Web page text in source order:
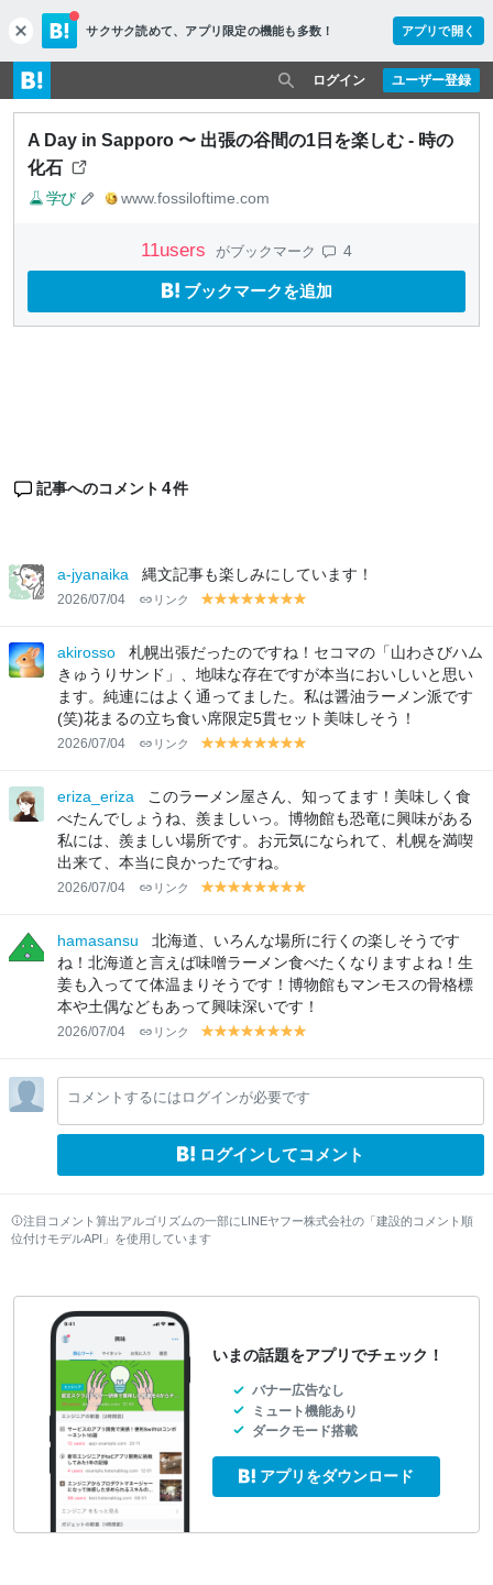
c
l
o
s
e
サクサク読めて、 アプリ限定の機能も多数！ アプリで開く
ユーザー登録
ログイン
A Day in Sapporo 〜 出張の谷間の1日を楽しむ - 時の
化石
学び www.fossiloftime.com
11users がブックマーク 4
ブックマークを追加
記事へのコメント 4件
a-jyanaika 縄文記事も楽しみにしています！
2026/07/04 リンク
y
lo
w
y
lo
w
y
lo
w
y
lo
w
y
lo
w
y
lo
w
y
lo
w
lo
w
akirosso
札幌出張だったのですね！セコマの「山わさびハム
きゅうりサンド」、地味な存在ですが本当においしいと思い
ます。純連にはよく通ってました。私は醤油ラーメン派です
(笑)花まるの立ち食い席限定5貫セット美味しそう！
2026/07/04 リンク
y
w
y
lo
w
y
lo
w
y
lo
w
y
lo
w
y
lo
y
w
lo
w
eriza_eriza
このラーメン屋さん、知ってます！美味しく食
べたんでしょうね、羨ましいっ。博物館も恐竜に興味がある
私には、羨ましい場所です。お元気になられて、札幌を満喫
出来て、本当に良かったですね。
2026/07/04 リンク
y
w
y
lo
w
y
lo
w
y
lo
y
lo
w
y
lo
w
y
lo
w
lo
w
hamasansu
北海道、いろんな場所に行くの楽しそうです
ね！北海道と言えば味噌ラーメン食べたくなりますよね！生
姜も入ってて体温まりそうです！博物館もマンモスの骨格標
本や土偶などもあって興味深いです！
2026/07/04 リンク
y
lo
w
y
lo
w
y
lo
w
y
lo
w
y
lo
w
y
lo
w
y
lo
w
lo
w
コメントするにはログインが必要です
ログインしてコメント
注目コメント算出アルゴリズムの一部にLINEヤフー株式会社の「建設的コメント順
位付けモデルAPI」を使用しています
いまの話題をアプリでチェック！
バナー広告なし
ミュート機能あり
ダークモード搭載
アプリをダウンロード